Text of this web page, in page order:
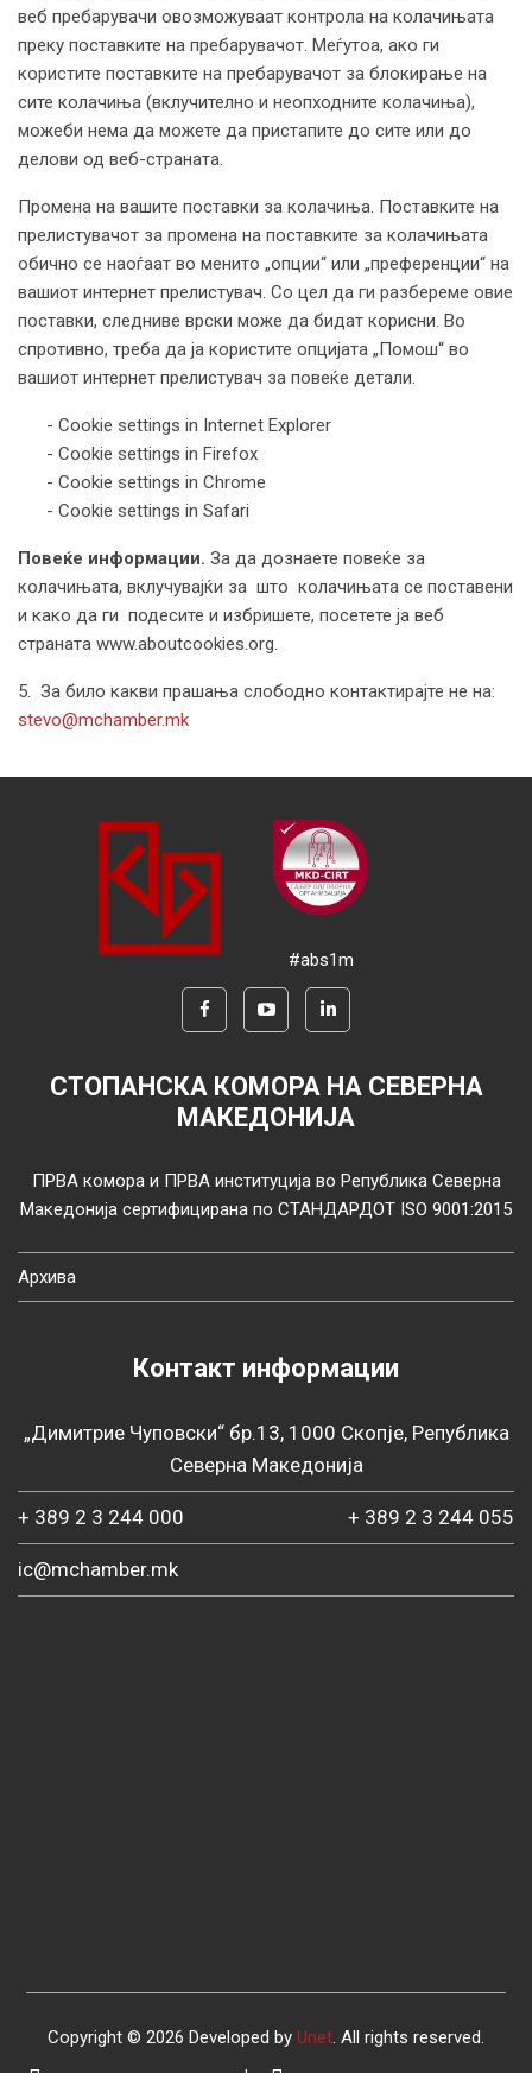
веб пребарувачи овозможуваат контрола на колачињата
преку поставките на пребарувачот. Меѓутоа, ако ги
користите поставките на пребарувачот за блокирање на
сите колачиња (вклучително и неопходните колачиња),
можеби нема да можете да пристапите до сите или до
делови од веб-страната.
Промена на вашите поставки за колачиња. Поставките на
прелистувачот за промена на поставките за колачињата
обично се наоѓаат во менито „опции“ или „преференции“ на
вашиот интернет прелистувач. Со цел да ги разбереме овие
поставки, следниве врски може да бидат корисни. Во
спротивно, треба да ја користите опцијата „Помош“ во
вашиот интернет прелистувач за повеќе детали.
- Cookie settings in Internet Explorer
- Cookie settings in Firefox
- Cookie settings in Chrome
- Cookie settings in Safari
Повeќе информации. За да дознаете повеќе за
колачињата, вклучувајќи за што колачињата се поставени
и како да ги подесите и избришете, посетете ја веб
страната www.aboutcookies.org.
5. За било какви прашања слободно контактирајте не на:
stevo@mchamber.mk
#abs1m
СТОПАНСКА КОМОРА НА СЕВЕРНА
МАКЕДОНИЈА
ПРВА комора и ПРВА институција во Република Северна
Македонија сертифицирана по СТАНДАРДОТ ISO 9001:2015
Архива
Контакт информации
„Димитрие Чуповски“ бр.13, 1000 Скопје, Република
Северна Македонија
+ 389 2 3 244 000 + 389 2 3 244 055
ic@mchamber.mk
Copyright © 2026 Developed by Unet . All rights reserved.